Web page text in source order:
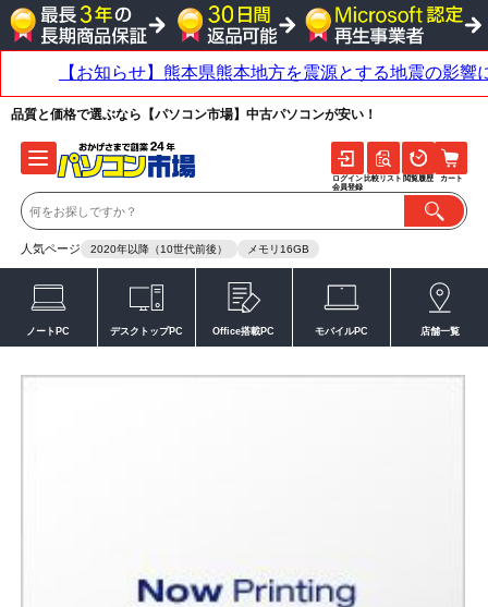
品質と価格で選ぶなら【パソコン市場】中古パソコンが安い！
人気ページ 2020年以降（10世代前後） メモリ16GB
ログイン
会員登録
比較リスト 閲覧履歴 カート
ノートPC デスクトップPC Office搭載PC モバイルPC 店舗一覧